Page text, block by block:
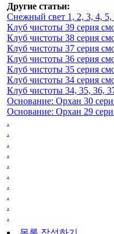
Другие статьи:
Снежный свет 1, 2, 3, 4, 5,
Клуб чистоты 39 серия
Клуб чистоты 38 серия
Клуб чистоты 37 серия
Клуб чистоты 36 серия
Клуб чистоты 35 серия
Клуб чистоты 34 серия
Клуб чистоты 34, 35, 36,
Основание: Орхан 30
Основание: Орхан 29
.
.
.
.
.
.
.
.
.
.